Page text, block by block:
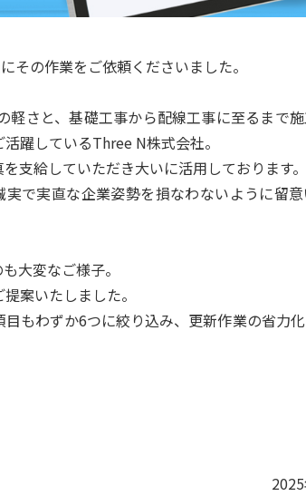
その作業をご依頼くださいました。
さと、基礎工事から配線工事に至るまで
躍しているThree N株式会社。
支給していただき大いに活用しております。
で実直な企業姿勢を損なわないように留
大変なご様子。
案いたしました。
もわずか6つに絞り込み、更新作業の省力